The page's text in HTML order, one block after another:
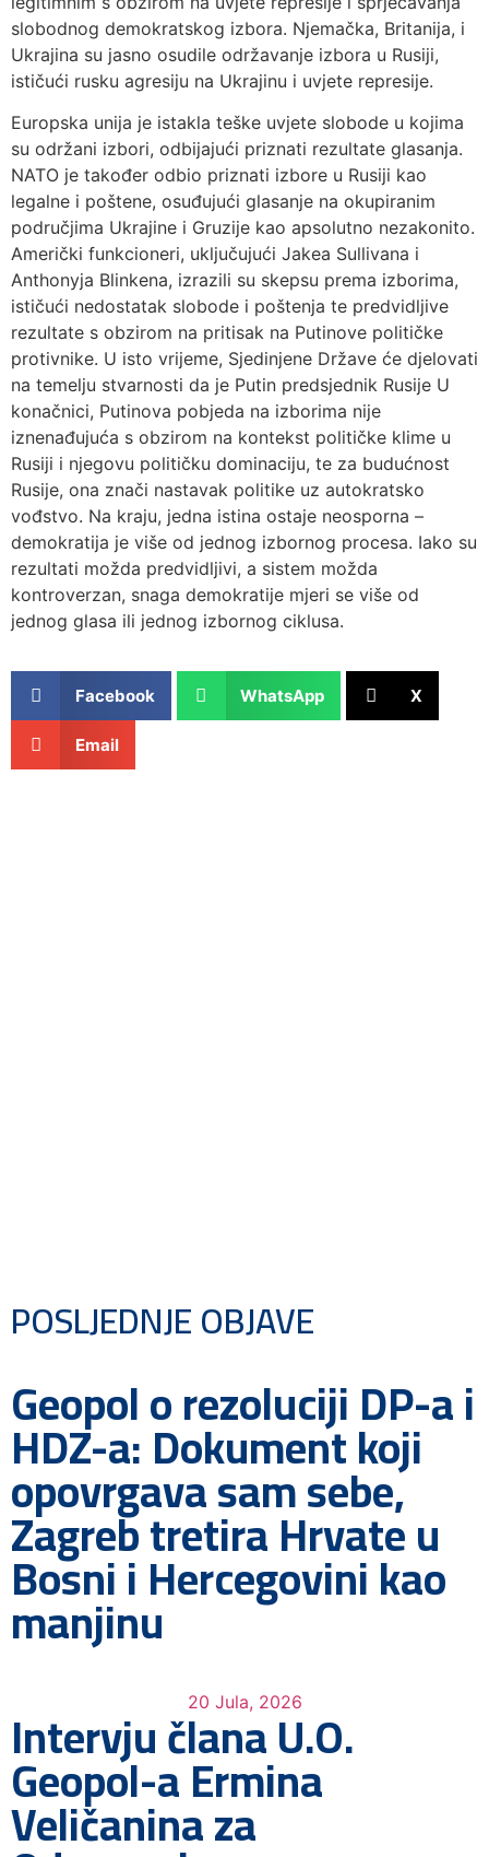
slobodnog demokratskog izbora. Njemačka, Britanija, i
Ukrajina su jasno osudile održavanje izbora u Rusiji,
ističući rusku agresiju na Ukrajinu i uvjete represije.
Europska unija je istakla teške uvjete slobode u kojima
su održani izbori, odbijajući priznati rezultate glasanja.
NATO je također odbio priznati izbore u Rusiji kao
legalne i poštene, osuđujući glasanje na okupiranim
područjima Ukrajine i Gruzije kao apsolutno nezakonito.
Američki funkcioneri, uključujući Jakea Sullivana i
Anthonyja Blinkena, izrazili su skepsu prema izborima,
ističući nedostatak slobode i poštenja te predvidljive
rezultate s obzirom na pritisak na Putinove političke
protivnike. U isto vrijeme, Sjedinjene Države će djelovati
na temelju stvarnosti da je Putin predsjednik Rusije U
konačnici, Putinova pobjeda na izborima nije
iznenađujuća s obzirom na kontekst političke klime u
Rusiji i njegovu političku dominaciju, te za budućnost
Rusije, ona znači nastavak politike uz autokratsko
vođstvo. Na kraju, jedna istina ostaje neosporna –
demokratija je više od jednog izbornog procesa. Iako su
rezultati možda predvidljivi, a sistem možda
kontroverzan, snaga demokratije mjeri se više od
jednog glasa ili jednog izbornog ciklusa.
Facebook WhatsApp X
Email
POSLJEDNJE OBJAVE
Geopol o rezoluciji DP-a i
HDZ-a: Dokument koji
opovrgava sam sebe,
Zagreb tretira Hrvate u
Bosni i Hercegovini kao
manjinu
20 Jula, 2026
Intervju člana U.O.
Geopol-a Ermina
Veličanina za